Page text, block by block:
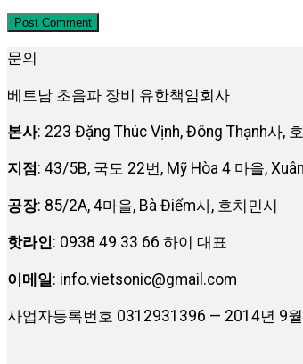
문의
베트남 초음파 장비 유한책임회사
본사: 223 Đặng Thúc Vịnh, Đông Thạnh사,
지점 : 43/5B, 국도 22번, Mỹ Hòa 4 마을,
공장: 85/2A, 4마을, Bà Điểm사, 호치민시
핫라인: 0938 49 33 66 하이 대표
이메일: info.vietsonic@gmail.com
사업자등록번호 0312931396 — 2014년 9